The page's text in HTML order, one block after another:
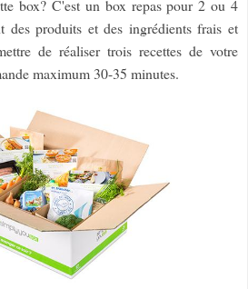
box? C'est un box repas pour 2 ou 4
des produits et des ingrédients frais et
de réaliser trois recettes de votre
maximum 30-35 minutes.